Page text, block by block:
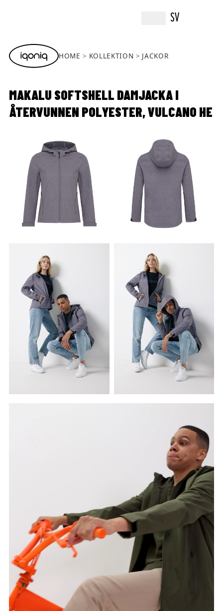
SV
HOME KOLLEKTION JACKOR
MAKALU SOFTSHELL DAMJACKA I
ÅTERVUNNEN POLYESTER, VULCANO HE